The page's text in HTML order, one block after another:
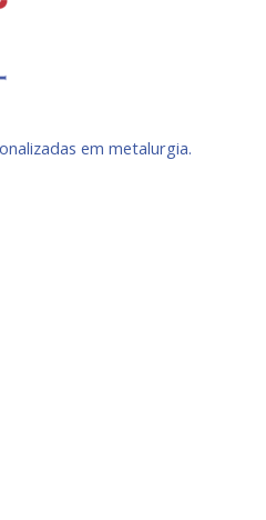
em metalurgia.